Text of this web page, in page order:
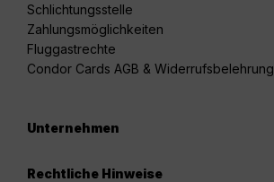
Schlichtungsstelle
Zahlungsmöglichkeiten
Fluggastrechte
Condor Cards AGB & Widerrufsbelehrung
Unternehmen
Rechtliche Hinweise